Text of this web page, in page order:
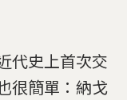
代史上首次交
很簡單：納戈